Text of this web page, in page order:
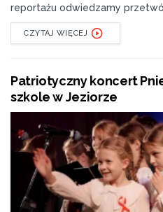
reportażu odwiedzamy
CZYTAJ WIĘCEJ
Patriotyczny koncert
szkole w Jeziorze